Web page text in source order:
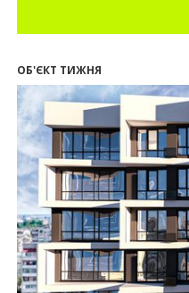
Введено в
SKYGARDEN
11:50
Ведення фасадних
“Княгинин”
09:24
Новобудови
скільки в
12:06
На Франківщині
на 21%
ОБ'ЄКТ ТИЖНЯ